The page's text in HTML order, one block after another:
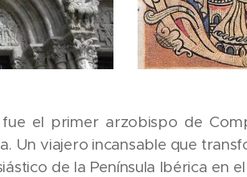
fue el primer arzobispo de
Un viajero incansable que
de la Península Ibérica en